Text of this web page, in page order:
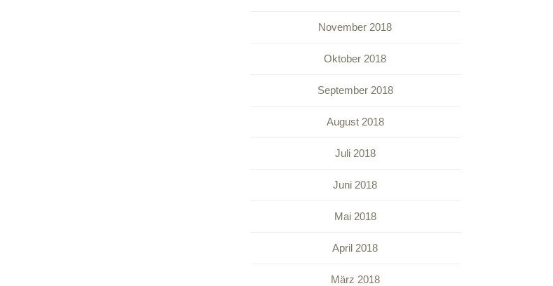
November 2018
Oktober 2018
September 2018
August 2018
Juli 2018
Juni 2018
Mai 2018
April 2018
März 2018